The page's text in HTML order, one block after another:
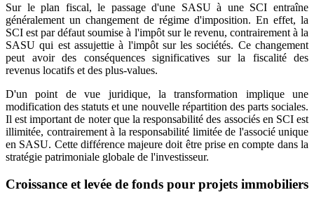
Sur le plan fiscal, le passage d'une SASU à une SCI entraîne
généralement un changement de régime d'imposition. En effet, la
SCI est par défaut soumise à l'impôt sur le revenu, contrairement à la
SASU qui est assujettie à l'impôt sur les sociétés. Ce changement
peut avoir des conséquences significatives sur la fiscalité des
revenus locatifs et des plus-values.
D'un point de vue juridique, la transformation implique une
modification des statuts et une nouvelle répartition des parts sociales.
Il est important de noter que la responsabilité des associés en SCI est
illimitée, contrairement à la responsabilité limitée de l'associé unique
en SASU. Cette différence majeure doit être prise en compte dans la
stratégie patrimoniale globale de l'investisseur.
Croissance et levée de fonds pour projets immobiliers